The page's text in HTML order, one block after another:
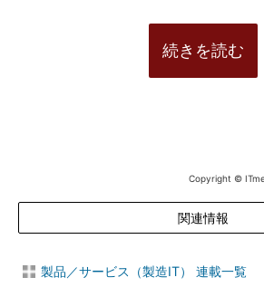
続きを読む
Copyright ©
関連情報
製品／サービス（製造IT） 連載一覧